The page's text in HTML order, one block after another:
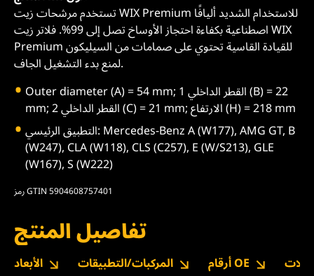
تستخدم مرشحات زيت WIX Premium للاستخدام الشديد أليافًا
اصطناعية بكفاءة احتجاز الأوساخ تصل إلى 99%. فلاتر زيت WIX
Premium للقيادة القاسية تحتوي على صمامات من السيليكون
لمنع بدء التشغيل الجاف.
Outer diameter (A) = 54 mm; القطر الداخلي 1 (B) = 22
mm; القطر الداخلي 2 (C) = 21 mm; الارتفاع (H) = 218 mm
التطبيق الرئيسي: Mercedes-Benz A (W177), AMG GT, B
(W247), CLA (W118), CLS (C257), E (W/S213), GLE
(W167), S (W222)
رمز GTIN 5904608757401
تفاصيل المنتج
الأبعاد المركبات/التطبيقات أرقام OE